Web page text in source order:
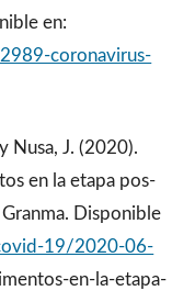
en:
coronavirus-
Nusa, J. (2020).
en la etapa pos-
Disponible
19/2020-06-
en-la-etapa-